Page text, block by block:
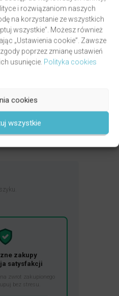
i rozwiązaniom naszych
na korzystanie ze wszystkich
wszystkie”. Możesz również
„Ustawienia cookie”. Zawsze
poprzez zmianę ustawień
usunięcie. Polityka cookies
wszystkie
cookies
DZWONECZKIEM
zakupy
satysfakcji
na zwrot zakupionego
bez stresu.